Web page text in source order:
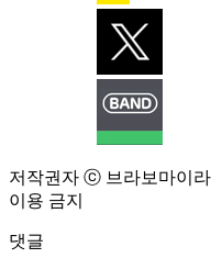
저작권자 ⓒ 브라보마이
이용 금지
댓글